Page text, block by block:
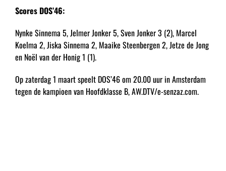
Scores DOS’46:
Nynke Sinnema 5, Jelmer Jonker 5, Sven Jonker 3 (2), Marcel
Koelma 2, Jiska Sinnema 2, Maaike Steenbergen 2, Jetze de Jong
en Noël van der Honig 1 (1).
Op zaterdag 1 maart speelt DOS’46 om 20.00 uur in Amsterdam
tegen de kampioen van Hoofdklasse B, AW.DTV/e-senzaz.com.